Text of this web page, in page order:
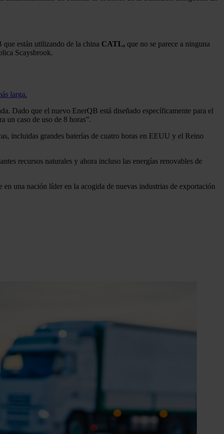
están utilizando de la china CATL, que no se parece a ninguna
Scaysbrook.
larga.
Dado que el nuevo EnerQB está diseñado específicamente para el
un caso de uso de 8 horas”.
incluidas grandes baterías de cuatro horas en EEUU y el Reino
recursos naturales y ahora incluso las energías renovables de
una nación líder en la acogida de nuevas industrias de exportación